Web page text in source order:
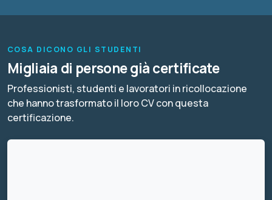
COSA DICONO GLI STUDENTI
Migliaia di persone già certificate
Professionisti, studenti e lavoratori in ricollocazione
che hanno trasformato il loro CV con questa
certificazione.